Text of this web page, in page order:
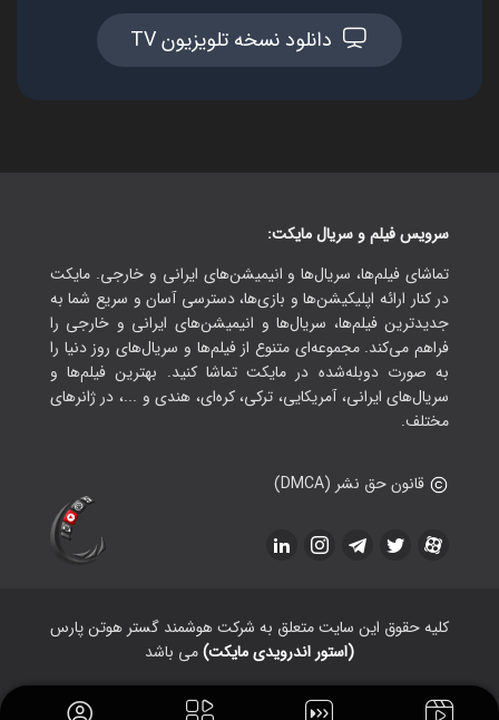
دانلود نسخه تلویزیون TV
سرویس فیلم و سریال مایکت:
تماشای فیلم‌ها، سریال‌ها و انیمیشن‌های ایرانی و خارجی. مایکت
در کنار ارائه اپلیکیشن‌ها و بازی‌ها، دسترسی آسان و سریع شما به
جدیدترین فیلم‌ها، سریال‌ها و انیمیشن‌های ایرانی و خارجی را
فراهم می‌کند. مجموعه‌ای متنوع از فیلم‌ها و سریال‌های روز دنیا را
به صورت دوبله‌شده در مایکت تماشا کنید. بهترین فیلم‌ها و
سریال‌های ایرانی، آمریکایی، ترکی، کره‌ای، هندی و ...، در ژانرهای
مختلف.
قانون حق نشر (DMCA)
کلیه حقوق این سایت متعلق به شرکت هوشمند گستر هوتن پارس
(استور اندرویدی مایکت)می باشد